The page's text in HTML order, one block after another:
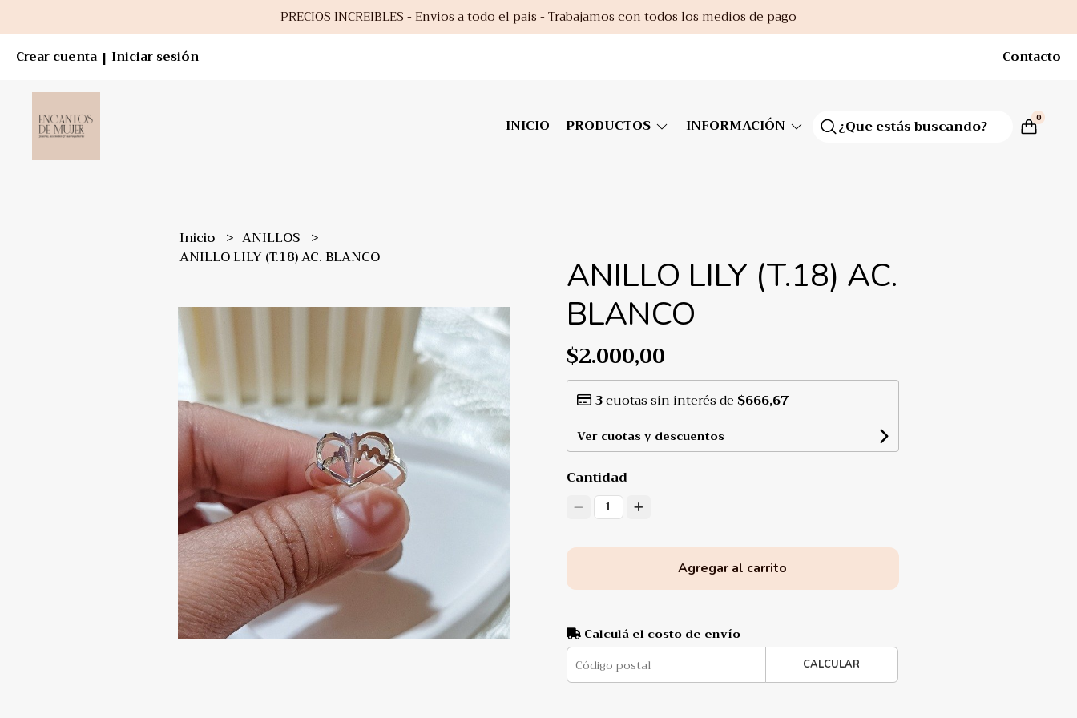
PRECIOS INCREIBLES - Envios a todo el pais - Trabajamos con todos los medios de pago
Crear cuenta | Iniciar sesión Contacto
INICIO PRODUCTOS INFORMACIÓN 0
Inicio
ANILLOS
ANILLO LILY (T.18) AC. BLANCO
ANILLO LILY (T.18) AC.
BLANCO
$2.000,00
3cuotas sin interés de $666,67
Ver cuotas y descuentos
Cantidad
1
Agregar al carrito
Calculá el costo de envío
CALCULAR